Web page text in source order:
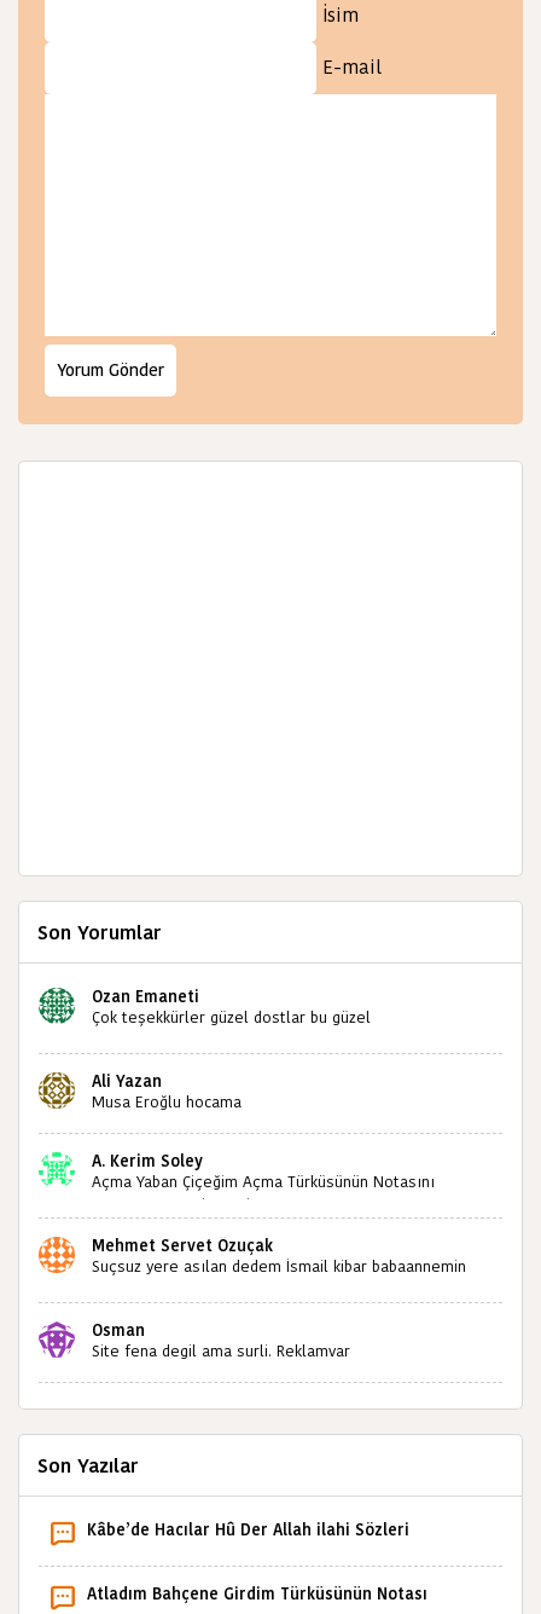
İsim
E-mail
Son Yorumlar
Ozan Emaneti
Çok teşekkürler güzel dostlar bu güzel
sizlerin sayesinde türkülerimiz ölmeyecektir tekrar
teşekkürler saygılarımla
Ali Yazan
Musa Eroğlu hocama
A. Kerim Soley
Açma Yaban Çiçeğim Açma Türküsünün Notasını
Bulabilir miyiz ?İlginiz İçin Şimdiden Teşekkürler.
Mehmet Servet Özuçak
Suçsuz yere asılan dedem İsmail kibar babaannemin
Osman
Site fena degil ama surli. Reklamvar
Son Yazılar
Kâbe’de Hacılar Hû Der Allah ilahi Sözleri
Atladım Bahçene Girdim Türküsünün Notası